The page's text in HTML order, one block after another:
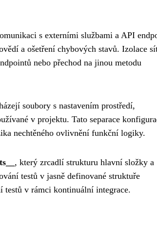
s externími službami a API
a ošetření chybových stavů. Izolace
nebo přechod na jinou metodu
soubory s nastavením prostředí,
v projektu. Tato separace
nechtěného ovlivnění funkční logiky.
, který zrcadlí strukturu hlavní složky a
testů v jasně definované struktuře
testů v rámci kontinuální integrace.